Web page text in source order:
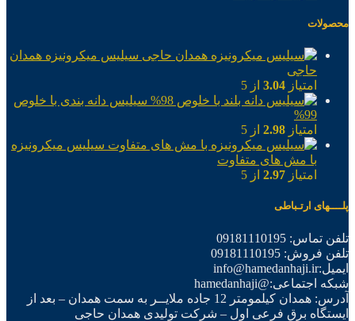
محصولات
سیلیس میکرونیزه همدان
حاجی
امتیاز 3.04 از 5
سیلیس دانه بندی با خلوص
99%
امتیاز 2.98 از 5
سیلیس میکرونیزه
با مش های متفاوت
امتیاز 2.97 از 5
پلــــهای ارتـباطی
تلفن تماس: 09181110195
تلفن فروش: 09181110195
ایمیل:info@hamedanhaji.ir
شبکه اجتماعی:@hamedanhaji
آدرس: همدان کیلمومتر 12 جاده ملایــر به سمت همدان – بعد از
ایستگاه برق فرعی اول – شرکت تولیدی همدان حاجی